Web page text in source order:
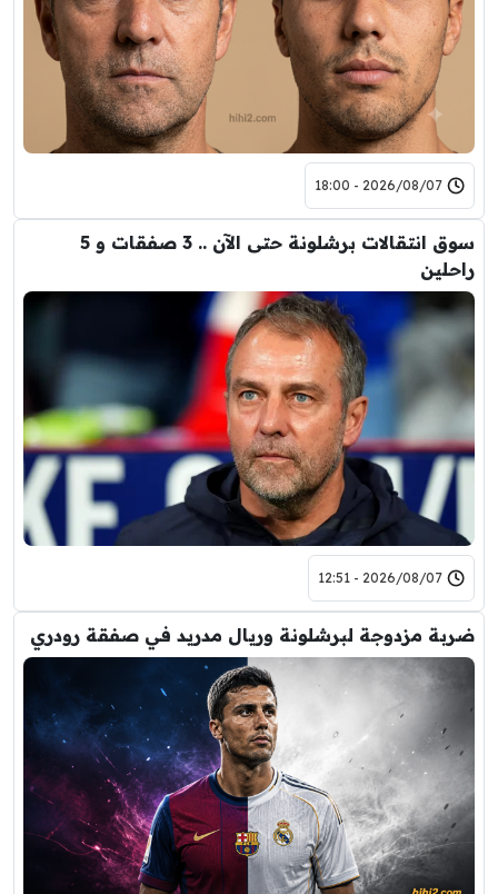
2026/08/07 - 18:00
سوق انتقالات برشلونة حتى الآن .. 3 صفقات و 5
راحلين
2026/08/07 - 12:51
ضربة مزدوجة لبرشلونة وريال مدريد في صفقة رودري